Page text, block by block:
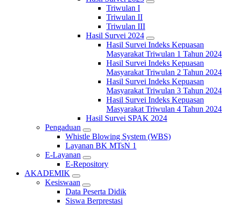
Triwulan I
Triwulan II
Triwulan III
Hasil Survei 2024
Hasil Survei Indeks Kepuasan
Masyarakat Triwulan 1 Tahun 2024
Hasil Survei Indeks Kepuasan
Masyarakat Triwulan 2 Tahun 2024
Hasil Survei Indeks Kepuasan
Masyarakat Triwulan 3 Tahun 2024
Hasil Survei Indeks Kepuasan
Masyarakat Triwulan 4 Tahun 2024
Hasil Survei SPAK 2024
Pengaduan
Whistle Blowing System (WBS)
Layanan BK MTsN 1
E-Layanan
E-Repository
AKADEMIK
Kesiswaan
Data Peserta Didik
Siswa Berprestasi